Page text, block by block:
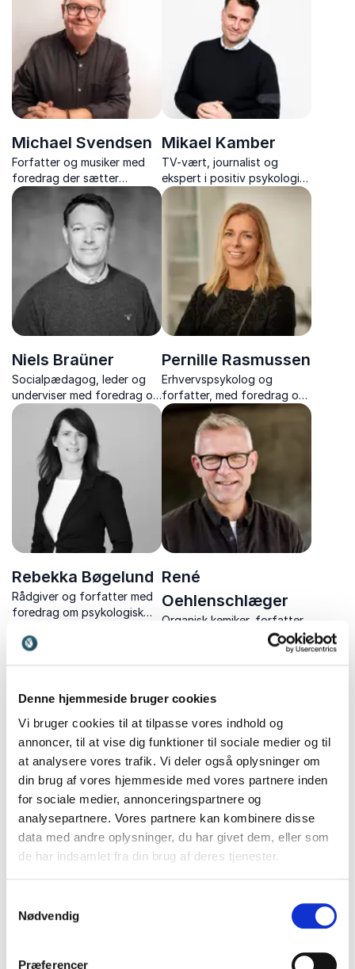
Denne hjemmeside bruger cookies
Vi bruger cookies til at tilpasse vores indhold og
annoncer, til at vise dig funktioner til sociale medier og til
at analysere vores trafik. Vi deler også oplysninger om
din brug af vores hjemmeside med vores partnere inden
for sociale medier, annonceringspartnere og
analysepartnere. Vores partnere kan kombinere disse
data med andre oplysninger, du har givet dem, eller som
de har indsamlet fra din brug af deres tjenester.
Nødvendig
Præferencer
Michael Svendsen
Forfatter og musiker med
foredrag der sætter
forandring, arbejdsglæde
og motivation på
dagsordenen
Mikael Kamber
TV-vært, journalist og
ekspert i positiv psykologi
med foredrag om
arbejdsglæde, trivsel,
ledelse og kommunikation
Niels Braüner
Socialpædagog, leder og
underviser med foredrag om
skånsom magtanvendelse,
tryghed og relationer, og
redskaber til at håndtere
voldsomme episoder
professionelt.
Pernille Rasmussen
Erhvervspsykolog og
forfatter, med foredrag om
stressforebyggelse, psykisk
robusthed og trivsel på
arbejdspladsen.
Rebekka Bøgelund
Rådgiver og forfatter med
foredrag om psykologisk
fejle og ledelse af
René
Oehlenschlæger
Organisk kemiker, forfatter
og en af Skandinaviens
evidensbaseret
Rikke Østergaard
Erhvervssociolog, forfatter
og ekspert i samarbejde,
Signe Biering
Ledelsescoach og ekspert i
kulturforskelle, diversitet og